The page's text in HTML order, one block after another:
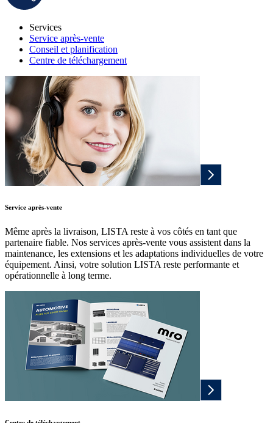
Services
Service après-vente
Conseil et planification
Centre de téléchargement
Service après-vente
Même après la livraison, LISTA reste à vos côtés en tant que
partenaire fiable. Nos services après-vente vous assistent dans la
maintenance, les extensions et les adaptations individuelles de votre
équipement. Ainsi, votre solution LISTA reste performante et
opérationnelle à long terme.